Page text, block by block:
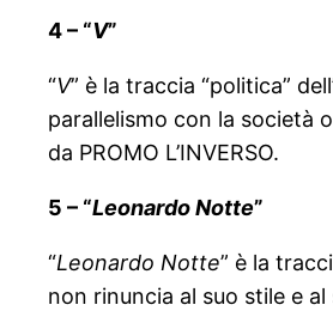
4 – “V”
“V” è la traccia “politica”
parallelismo con la società
da PROMO L’INVERSO.
5 – “Leonardo Notte”
“Leonardo Notte” è la
non rinuncia al suo stile e